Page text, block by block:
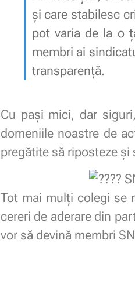
și care stabilesc
pot varia de la o
membri ai
transparență.
Cu pași mici, dar
domeniile noastre de
pregătite să riposteze și
Tot mai mulți colegi se
cereri de aderare din
vor să devină membri